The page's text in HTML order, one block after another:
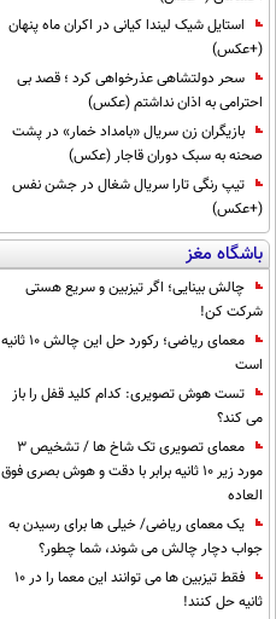
استایل شیک لیندا کیانی در اکران ماه پنهان
(+عکس)
سحر دولتشاهی عذرخواهی کرد ؛ قصد بی
احترامی به اذان نداشتم (عکس)
بازیگران زن سریال «بامداد خمار» در پشت
صحنه به سبک دوران قاجار (عکس)
تیپ رنگی تارا سریال شغال در جشن نفس
(+عکس)
باشگاه مغز
چالش بینایی؛ اگر تیزبین و سریع هستی
شرکت کن!
معمای ریاضی؛ رکورد حل این چالش 10 ثانیه
است
تست هوش تصویری: کدام کلید قفل را باز
می کند؟
معمای تصویری تک شاخ ها / تشخیص 3
مورد زیر 10 ثانیه برابر با دقت و هوش بصری فوق
العاده
یک معمای ریاضی/ خیلی ها برای رسیدن به
جواب دچار چالش می شوند، شما چطور؟
فقط تیزبین ها می توانند این معما را در 10
ثانیه حل کنند!